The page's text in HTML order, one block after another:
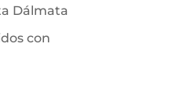
Dálmata
con